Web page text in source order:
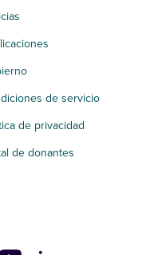
de servicio
de privacidad
de donantes